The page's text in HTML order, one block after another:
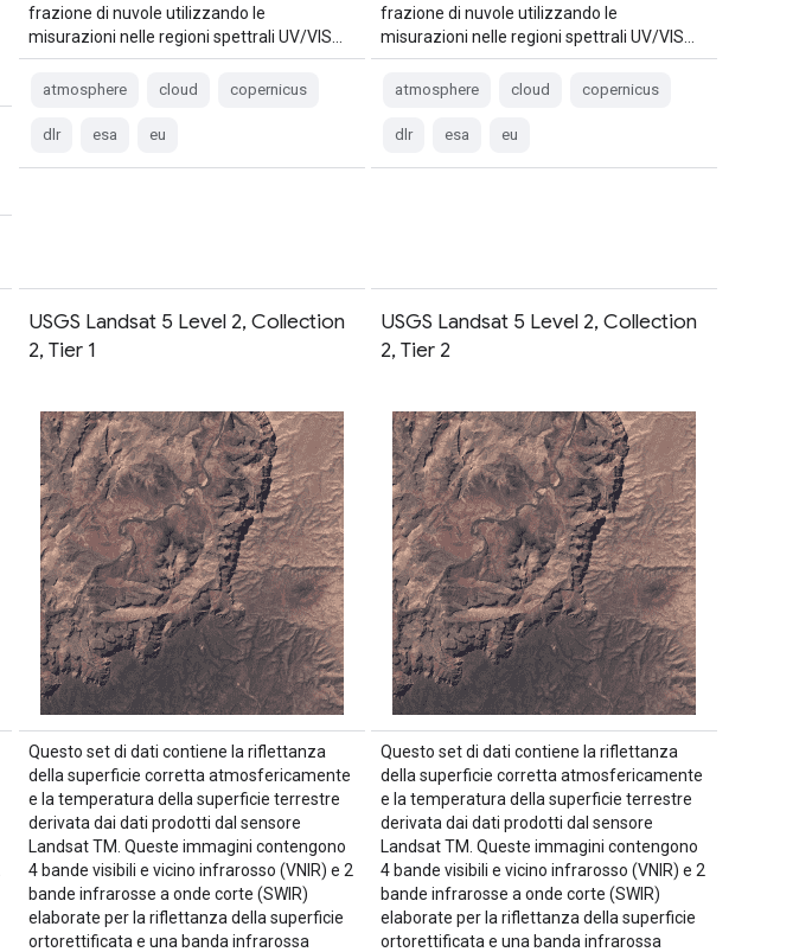
frazione di nuvole utilizzando le
misurazioni nelle regioni spettrali UV/VIS…
atmosphere cloud copernicus
dlr esa eu
frazione di nuvole utilizzando le
misurazioni nelle regioni spettrali UV/VIS…
atmosphere cloud copernicus
dlr esa eu
USGS Landsat 5 Level 2, Collection
2, Tier 1
Questo set di dati contiene la riflettanza
della superficie corretta atmosfericamente
e la temperatura della superficie terrestre
derivata dai dati prodotti dal sensore
Landsat TM. Queste immagini contengono
4 bande visibili e vicino infrarosso (VNIR) e 2
bande infrarosse a onde corte (SWIR)
elaborate per la riflettanza della superficie
ortorettificata e una banda infrarossa
USGS Landsat 5 Level 2, Collection
2, Tier 2
Questo set di dati contiene la riflettanza
della superficie corretta atmosfericamente
e la temperatura della superficie terrestre
derivata dai dati prodotti dal sensore
Landsat TM. Queste immagini contengono
4 bande visibili e vicino infrarosso (VNIR) e 2
bande infrarosse a onde corte (SWIR)
elaborate per la riflettanza della superficie
ortorettificata e una banda infrarossa